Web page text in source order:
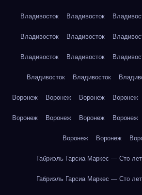
Владивосток Владивосток
Владивосток Владивосток
Владивосток Владивосток
Владивосток Владивосток
Воронеж Воронеж Воронеж Воронеж
Воронеж Воронеж Воронеж Воронеж
Воронеж Воронеж
Габриэль Гарсиа Маркес — Сто
Габриэль Гарсиа Маркес — Сто